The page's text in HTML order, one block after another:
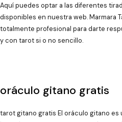
Aquí puedes optar a las diferentes
disponibles en nuestra web. Marmara
totalmente profesional para darte
y con tarot si o no sencillo.
oráculo gitano gratis
tarot gitano gratis El oráculo gitano es